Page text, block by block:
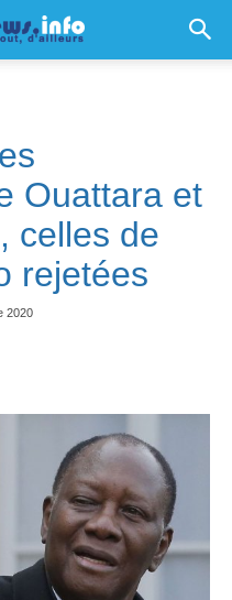
Ouattara et
celles de
rejetées
2020